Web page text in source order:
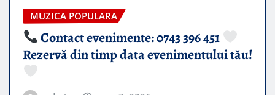
MUZICA POPULARA
Contact evenimente: 0743 396 451
Rezervă din timp data evenimentului tău!